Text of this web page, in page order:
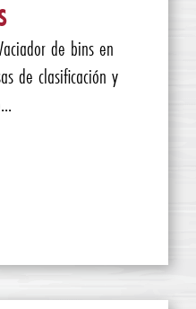
de bins en
de clasificación y